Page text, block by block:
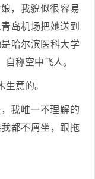
，我貌似很容易
岛机场把她送到
哈尔滨医科大学
称空中飞人。
意的。
我唯一不理解的
都不屑坐，跟拖